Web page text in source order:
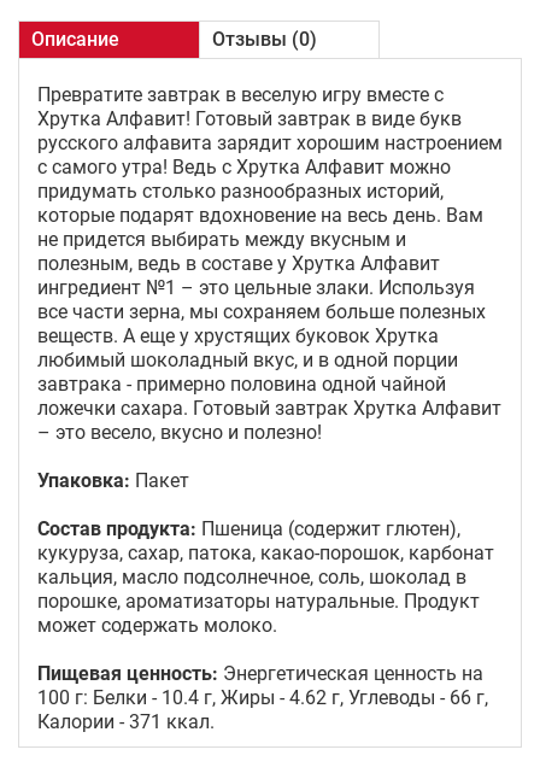
Описание Отзывы (0)
Превратите завтрак в веселую игру вместе с
Хрутка Алфавит! Готовый завтрак в виде букв
русского алфавита зарядит хорошим настроением
с самого утра! Ведь с Хрутка Алфавит можно
придумать столько разнообразных историй,
которые подарят вдохновение на весь день. Вам
не придется выбирать между вкусным и
полезным, ведь в составе у Хрутка Алфавит
ингредиент №1 – это цельные злаки. Используя
все части зерна, мы сохраняем больше полезных
веществ. А еще у хрустящих буковок Хрутка
любимый шоколадный вкус, и в одной порции
завтрака - примерно половина одной чайной
ложечки сахара. Готовый завтрак Хрутка Алфавит
– это весело, вкусно и полезно!
Упаковка: Пакет
Состав продукта: Пшеница (содержит глютен),
кукуруза, сахар, патока, какао-порошок, карбонат
кальция, масло подсолнечное, соль, шоколад в
порошке, ароматизаторы натуральные. Продукт
может содержать молоко.
Пищевая ценность: Энергетическая ценность на
100 г: Белки - 10.4 г, Жиры - 4.62 г, Углеводы - 66 г,
Калории - 371 ккал.